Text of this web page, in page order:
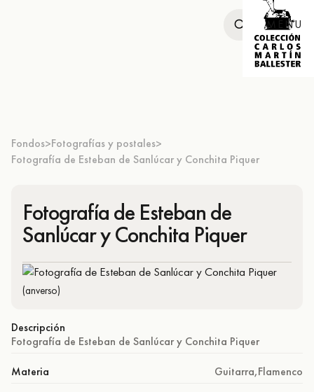
MENU
Fondos>Fotografías y postales>
Fotografía de Esteban de Sanlúcar y Conchita Piquer
Fotografía de Esteban de
Sanlúcar y Conchita Piquer
(anverso)
Descripción
Fotografía de Esteban de Sanlúcar y Conchita Piquer
Materia Guitarra,Flamenco